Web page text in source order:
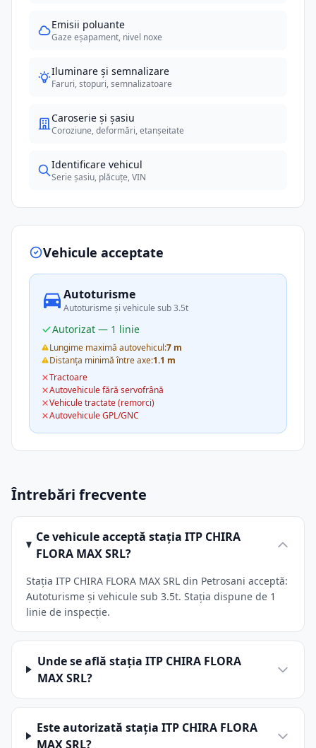
Emisii poluante
Gaze eșapament, nivel noxe
Iluminare și semnalizare
Faruri, stopuri, semnalizatoare
Caroserie și șasiu
Coroziune, deformări, etanșeitate
Identificare vehicul
Serie șasiu, plăcuțe, VIN
Vehicule acceptate
Autoturisme
Autoturisme și vehicule sub 3.5t
Autorizat — 1 linie
Lungime maximă autovehicul:7 m
Distanța minimă între axe:1.1 m
Tractoare
Autovehicule fără servofrână
Vehicule tractate (remorci)
Autovehicule GPL/GNC
Întrebări frecvente
Ce vehicule acceptă stația ITP CHIRA
FLORA MAX SRL?
Stația ITP CHIRA FLORA MAX SRL din Petrosani acceptă:
Autoturisme și vehicule sub 3.5t. Stația dispune de 1
linie de inspecție.
Unde se află stația ITP CHIRA FLORA
MAX SRL?
Este autorizată stația ITP CHIRA FLORA
MAX SRL?